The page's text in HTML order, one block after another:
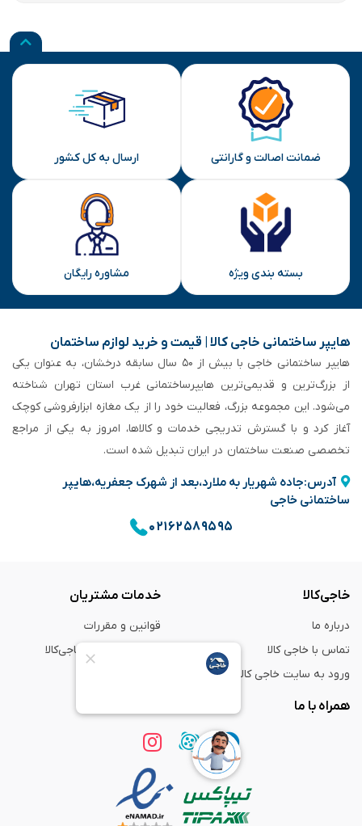
ضمانت اصالت و گارانتی ارسال به کل کشور
بسته بندی ویژه مشاوره رایگان
هایپر ساختمانی خاجی‌ کالا | قیمت و خرید لوازم ساختمان
هایپر ساختمانی خاجی‌ با بیش از ۵۰ سال سابقه‌ درخشان، به عنوان یکی
از بزرگ‌ترین و قدیمی‌ترین هایپرساختمانی‌ غرب استان تهران شناخته
می‌شود. این مجموعه بزرگ، فعالیت خود را از یک مغازه ابزارفروشی کوچک
آغاز کرد و با گسترش تدریجی خدمات و کالاها، امروز به یکی از مراجع
تخصصی صنعت ساختمان در ایران تبدیل شده است.
آدرس:جاده شهریار به ملارد،بعد از شهرک جعفریه،هایپر
ساختمانی خاجی
۰۲۱۶۲۵۸۹۵۹۵
خاجی‌کالا
درباره ما
تماس با خاجی کالا
ورود به سایت خاجی‌ کالا
خدمات مشتریان
قوانین و مقررات
راهنمای خرید از خاجی‌کالا
همراه با ما